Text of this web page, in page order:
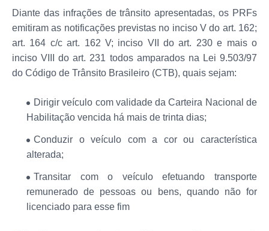
Diante das infrações de trânsito apresentadas, os PRFs
emitiram as notificações previstas no inciso V do art. 162;
art. 164 c/c art. 162 V; inciso VII do art. 230 e mais o
inciso VIII do art. 231 todos amparados na Lei 9.503/97
do Código de Trânsito Brasileiro (CTB), quais sejam:
Dirigir veículo com validade da Carteira Nacional de
Habilitação vencida há mais de trinta dias;
Conduzir o veículo com a cor ou característica
alterada;
Transitar com o veículo efetuando transporte
remunerado de pessoas ou bens, quando não for
licenciado para esse fim